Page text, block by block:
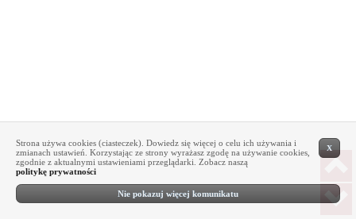
X
Strona używa cookies (ciasteczek). Dowiedz się więcej o celu ich używania i
zmianach ustawień. Korzystając ze strony wyrażasz zgodę na używanie cookies,
zgodnie z aktualnymi ustawieniami przeglądarki. Zobacz naszą
politykę prywatności
Nie pokazuj więcej komunikatu